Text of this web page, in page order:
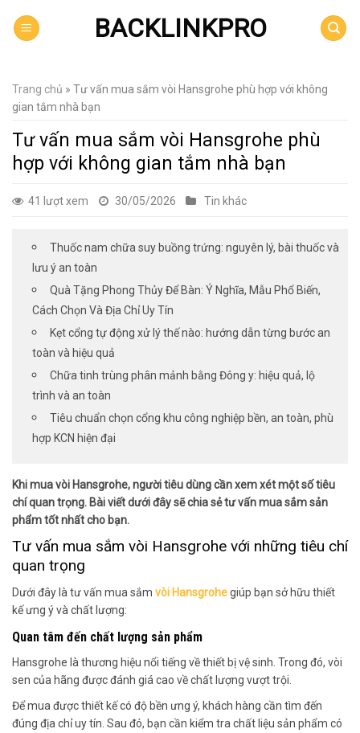
BACKLINKPRO
Trang chủ » Tư vấn mua sắm vòi Hansgrohe phù hợp với không
gian tắm nhà bạn
Tư vấn mua sắm vòi Hansgrohe phù
hợp với không gian tắm nhà bạn
41 lượt xem 30/05/2026 Tin khác
Thuốc nam chữa suy buồng trứng: nguyên lý, bài thuốc và
lưu ý an toàn
Quà Tặng Phong Thủy Để Bàn: Ý Nghĩa, Mẫu Phổ Biến,
Cách Chọn Và Địa Chỉ Uy Tín
Kẹt cổng tự động xử lý thế nào: hướng dẫn từng bước an
toàn và hiệu quả
Chữa tinh trùng phân mảnh bằng Đông y: hiệu quả, lộ
trình và an toàn
Tiêu chuẩn chọn cổng khu công nghiệp bền, an toàn, phù
hợp KCN hiện đại
Khi mua vòi Hansgrohe, người tiêu dùng cần xem xét một số tiêu
chí quan trọng. Bài viết dưới đây sẽ chia sẻ tư vấn mua sắm sản
phẩm tốt nhất cho bạn.
Tư vấn mua sắm vòi Hansgrohe với những tiêu chí
quan trọng
Dưới đây là tư vấn mua sắm vòi Hansgrohegiúp bạn sở hữu thiết
kế ưng ý và chất lượng:
Quan tâm đến chất lượng sản phẩm
Hansgrohe là thương hiệu nổi tiếng về thiết bị vệ sinh. Trong đó, vòi
sen của hãng được đánh giá cao về chất lượng vượt trội.
Để mua được thiết kế có độ bền ưng ý, khách hàng cần tìm đến
đúng địa chỉ uy tín. Sau đó, bạn cần kiểm tra chất liệu sản phẩm có